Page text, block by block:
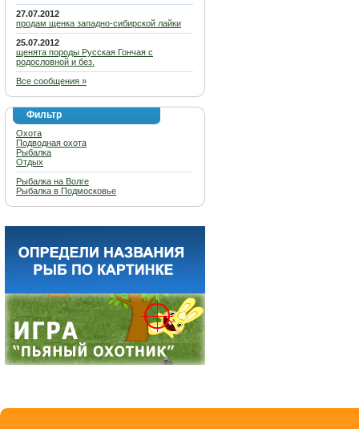
27.07.2012
продам щенка западно-сибирской лайки
25.07.2012
щенята породы Русская Гончая с
родословной и без.
Все сообщения »
Фильтр
Охота
Подводная охота
Рыбалка
Отдых
Рыбалка на Волге
Рыбалка в Подмосковье